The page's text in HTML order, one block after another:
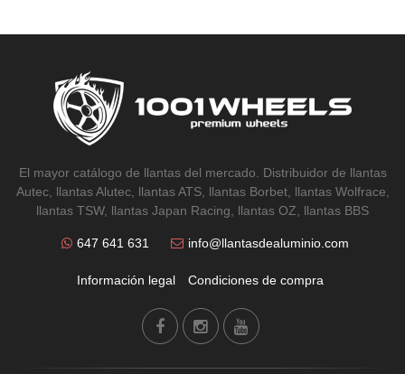
El mayor catálogo de llantas del mercado. Distribuidor de llantas
Autec, llantas Alutec, llantas ATS, llantas Borbet, llantas Wolfrace,
llantas TSW, llantas Japan Racing, llantas OZ, llantas BBS
647 641 631 info@llantasdealuminio.com
Información legal Condiciones de compra